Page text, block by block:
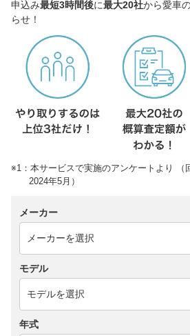
申込み最短3時間後に最大20社から愛車
らせ！
※1：本サービスで実施のアンケートより （
2024年5月）
メーカー
モデル
年式